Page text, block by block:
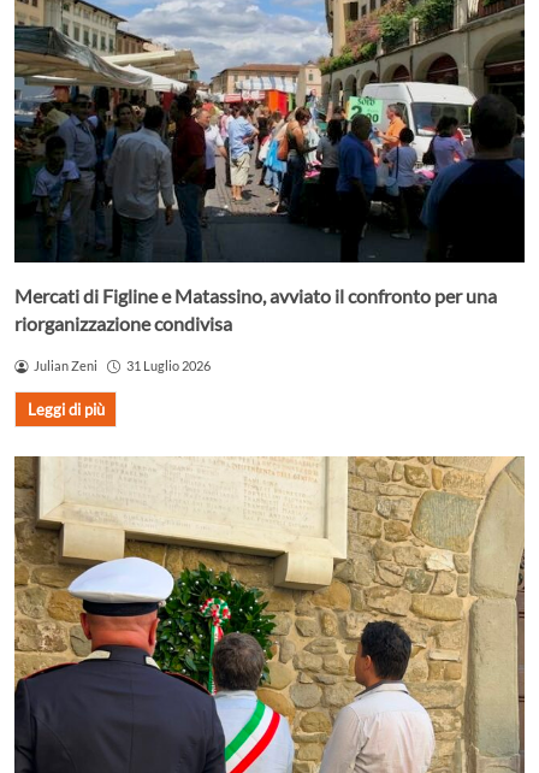
Mercati di Figline e Matassino, avviato il confronto per una
riorganizzazione condivisa
Julian Zeni 31 Luglio 2026
Leggi di più